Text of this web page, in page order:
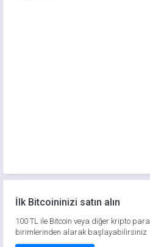
İlk Bitcoininizi satın alın
100 TL ile Bitcoin veya diğer kripto para
birimlerinden alarak başlayabilirsiniz